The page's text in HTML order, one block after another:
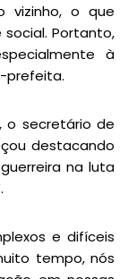
vizinho, o que
Portanto,
à
prefeita.
o secretário de
destacando
na luta
e difíceis
tempo, nós